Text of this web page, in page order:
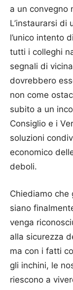
a un convegno
L’instaurarsi di
l’unico intento
tutti i colleghi
segnali di
dovrebbero
non come
subito a un
Consiglio e i
soluzioni
economico
deboli.
Chiediamo che
siano
venga
alla sicurezza
ma con i fatti
gli inchini, le
riescono a